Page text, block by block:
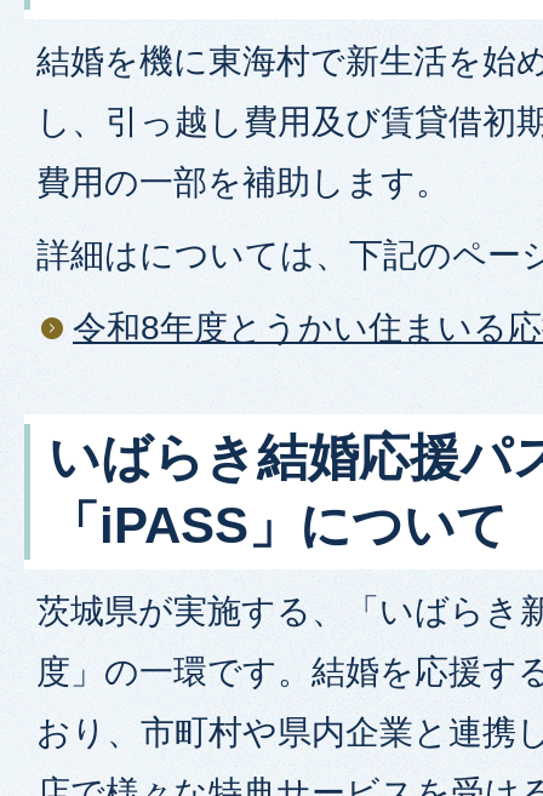
結婚を機に東海村で新生活を始
し、引っ越し費用及び賃貸借初
費用の一部を補助します。
詳細はについては、下記のペー
令和8年度とうかい住まいる
いばらき結婚応援パ
「iPASS」について
茨城県が実施する、「いばらき
度」の一環です。結婚を応援す
おり、市町村や県内企業と連携